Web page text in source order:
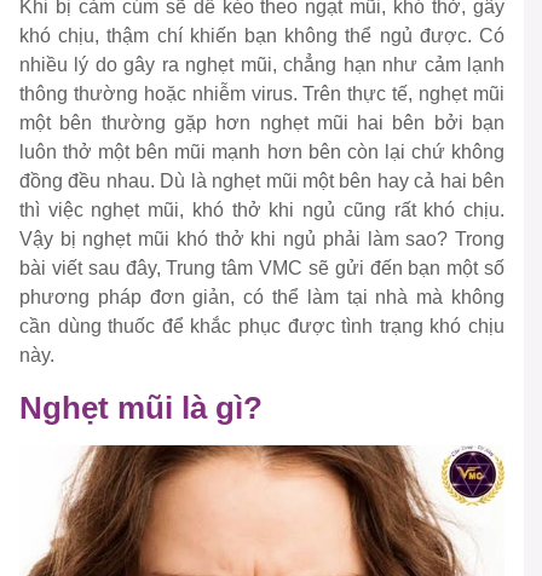
Khi bị cảm cúm sẽ dễ kéo theo ngạt mũi, khó thở, gây
khó chịu, thậm chí khiến bạn không thể ngủ được. Có
nhiều lý do gây ra nghẹt mũi, chẳng hạn như cảm lạnh
thông thường hoặc nhiễm virus. Trên thực tế, nghẹt mũi
một bên thường gặp hơn nghẹt mũi hai bên bởi bạn
luôn thở một bên mũi mạnh hơn bên còn lại chứ không
đồng đều nhau. Dù là nghẹt mũi một bên hay cả hai bên
thì việc nghẹt mũi, khó thở khi ngủ cũng rất khó chịu.
Vậy bị nghẹt mũi khó thở khi ngủ phải làm sao? Trong
bài viết sau đây, Trung tâm VMC sẽ gửi đến bạn một số
phương pháp đơn giản, có thể làm tại nhà mà không
cần dùng thuốc để khắc phục được tình trạng khó chịu
này.
Nghẹt mũi là gì?